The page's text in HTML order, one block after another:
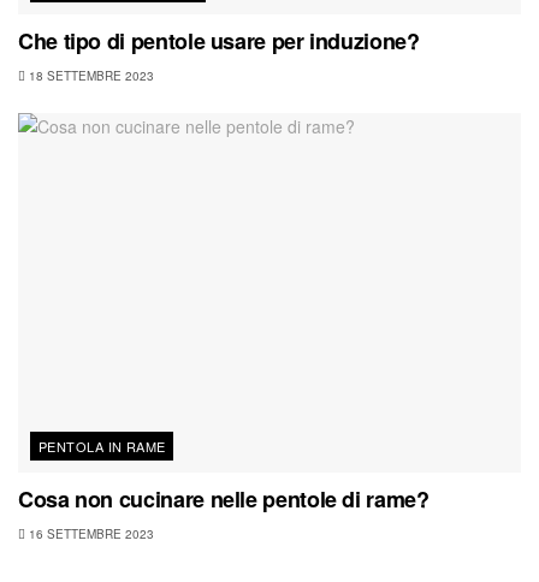
Che tipo di pentole usare per induzione?
18 SETTEMBRE 2023
PENTOLA IN RAME
Cosa non cucinare nelle pentole di rame?
16 SETTEMBRE 2023